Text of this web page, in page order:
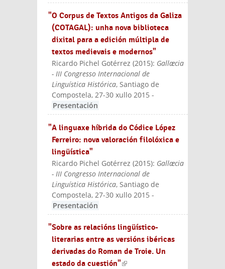
"O Corpus de Textos Antigos da Galiza
(COTAGAL): unha nova biblioteca
dixital para a edición múltipla de
textos medievais e modernos"
Ricardo Pichel Gotérrez (2015): Gallæcia
- III Congresso Internacional de
Linguística Histórica, Santiago de
Compostela, 27-30 xullo 2015 -
Presentación
"A linguaxe híbrida do Códice López
Ferreiro: nova valoración filolóxica e
lingüística"
Ricardo Pichel Gotérrez (2015): Gallæcia
- III Congresso Internacional de
Linguística Histórica, Santiago de
Compostela, 27-30 xullo 2015 -
Presentación
"Sobre as relacións lingüístico-
literarias entre as versións ibéricas
derivadas do Roman de Troie. Un
estado da cuestión"(link is external)